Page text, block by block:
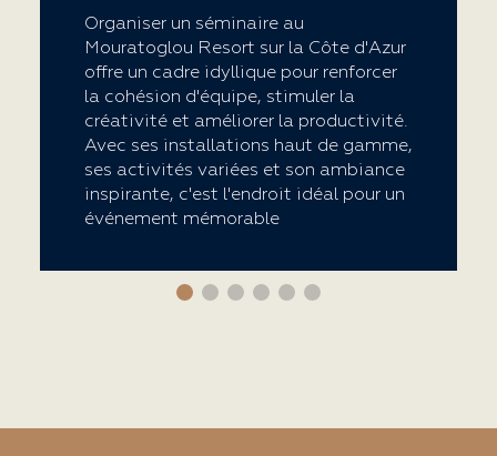
Organiser un séminaire au
Mouratoglou Resort sur la Côte d'Azur
offre un cadre idyllique pour renforcer
la cohésion d'équipe, stimuler la
créativité et améliorer la productivité.
Avec ses installations haut de gamme,
ses activités variées et son ambiance
inspirante, c'est l'endroit idéal pour un
événement mémorable